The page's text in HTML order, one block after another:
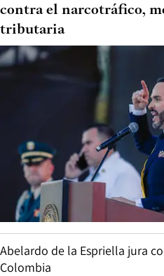
contra el narcotráfico,
tributaria
Abelardo de la Espriella jura
Colombia